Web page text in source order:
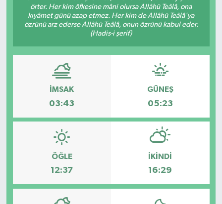
örter. Her kim öfkesine mâni olursa Allâhü Teâlâ, ona
kıyâmet günü azap etmez. Her kim de Allâhü Teâlâ'ya
özrünü arz ederse Allâhü Teâlâ, onun özrünü kabul eder.
(Hadis-i şerif)
İMSAK
03:43
GÜNEŞ
05:23
ÖĞLE
12:37
İKINDI
16:29
Devrek
BİLİM VE TEKNOLOJİ
DUNYA
Eğitim